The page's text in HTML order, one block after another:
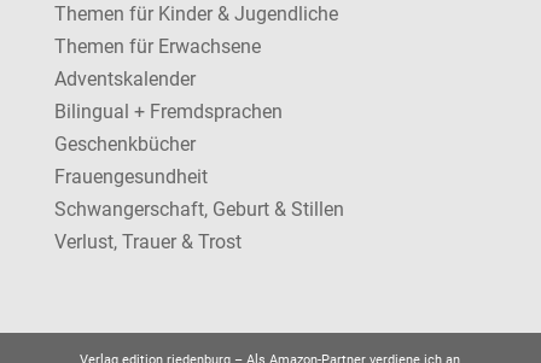
Themen für Kinder & Jugendliche
Themen für Erwachsene
Adventskalender
Bilingual + Fremdsprachen
Geschenkbücher
Frauengesundheit
Schwangerschaft, Geburt & Stillen
Verlust, Trauer & Trost